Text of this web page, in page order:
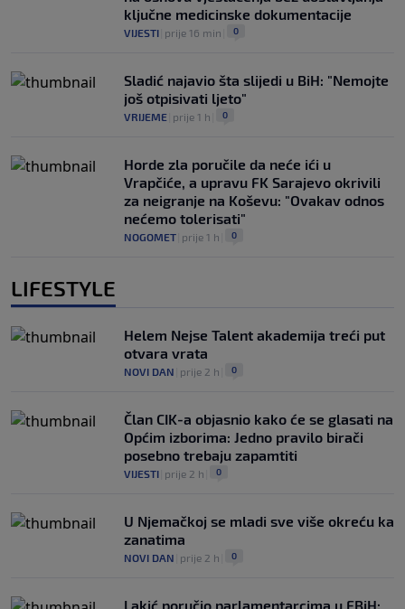
ključne medicinske dokumentacije
VIJESTI prije 16 min 0
Sladić najavio šta slijedi u BiH: "Nemojte
još otpisivati ljeto"
VRIJEME prije 1 h 0
Horde zla poručile da neće ići u
Vrapčiće, a upravu FK Sarajevo okrivili
za neigranje na Koševu: "Ovakav odnos
nećemo tolerisati"
NOGOMET prije 1 h 0
LIFESTYLE
Helem Nejse Talent akademija treći put
otvara vrata
NOVI DAN prije 2 h 0
Član CIK-a objasnio kako će se glasati na
Općim izborima: Jedno pravilo birači
posebno trebaju zapamtiti
VIJESTI prije 2 h 0
U Njemačkoj se mladi sve više okreću ka
zanatima
NOVI DAN prije 2 h 0
Lakić poručio parlamentarcima u FBiH: